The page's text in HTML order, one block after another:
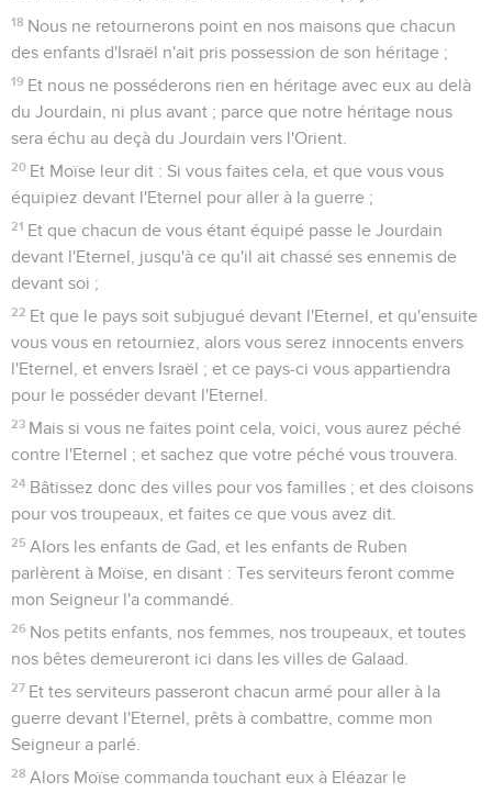
18 Nous ne retournerons point en nos maisons que chacun
des enfants d'Israël n'ait pris possession de son héritage ;
19 Et nous ne posséderons rien en héritage avec eux au delà
du Jourdain, ni plus avant ; parce que notre héritage nous
sera échu au deçà du Jourdain vers l'Orient.
20 Et Moïse leur dit : Si vous faites cela, et que vous vous
équipiez devant l'Eternel pour aller à la guerre ;
21 Et que chacun de vous étant équipé passe le Jourdain
devant l'Eternel, jusqu'à ce qu'il ait chassé ses ennemis de
devant soi ;
22 Et que le pays soit subjugué devant l'Eternel, et qu'ensuite
vous vous en retourniez, alors vous serez innocents envers
l'Eternel, et envers Israël ; et ce pays-ci vous appartiendra
pour le posséder devant l'Eternel.
23 Mais si vous ne faites point cela, voici, vous aurez péché
contre l'Eternel ; et sachez que votre péché vous trouvera.
24 Bâtissez donc des villes pour vos familles ; et des cloisons
pour vos troupeaux, et faites ce que vous avez dit.
25 Alors les enfants de Gad, et les enfants de Ruben
parlèrent à Moïse, en disant : Tes serviteurs feront comme
mon Seigneur l'a commandé.
26 Nos petits enfants, nos femmes, nos troupeaux, et toutes
nos bêtes demeureront ici dans les villes de Galaad.
27 Et tes serviteurs passeront chacun armé pour aller à la
guerre devant l'Eternel, prêts à combattre, comme mon
Seigneur a parlé.
28 Alors Moïse commanda touchant eux à Eléazar le